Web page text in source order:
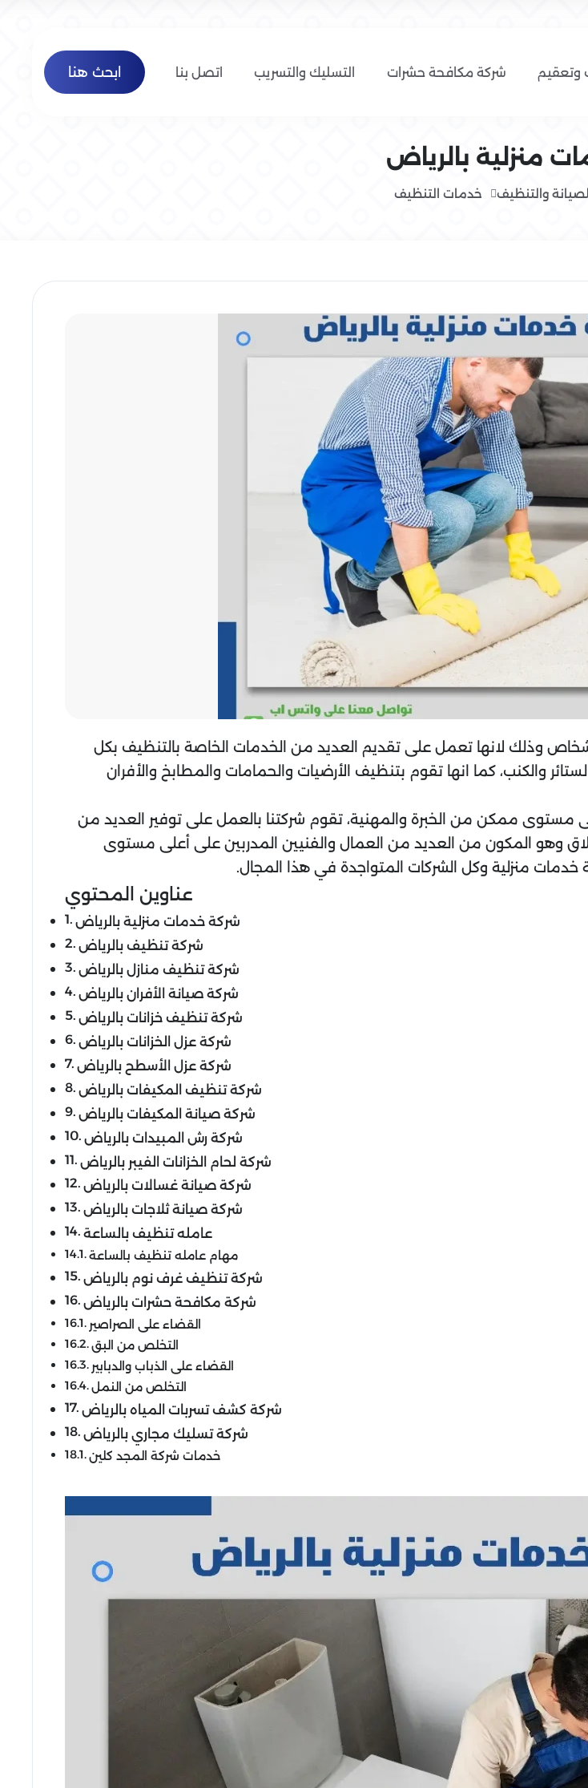
وتعقيم شركة مكافحة حشرات التسليك والتسريب اتصل بنا ابحث هنا
منزلية بالرياض
والتنظيف خدمات التنظيف
وذلك لانها تعمل على تقديم العديد من الخدمات الخاصة بالتنظيف بكل
والكنب، كما انها تقوم بتنظيف الأرضيات والحمامات والمطابخ والأفران
مستوى ممكن من الخبرة والمهنية، تقوم شركتنا بالعمل على توفير العديد من
المكون من العديد من العمال والفنيين المدربين على أعلى مستوى
منزلية وكل الشركات المتواجدة في هذا المجال.
عناوين المحتوي
شركة خدمات منزلية بالرياض
شركة عزل الأسطح بالرياض
شركة صيانة ثلاجات بالرياض
مهام عامله تنظيف بالساعة
القضاء على الصراصير
التخلص من النمل
شركة تسليك مجاري بالرياض
خدمات شركة المجد كلين